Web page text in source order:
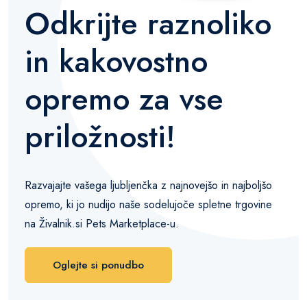
Odkrijte raznoliko
in kakovostno
opremo za vse
priložnosti!
Razvajajte vašega ljubljenčka z najnovejšo in najboljšo
opremo, ki jo nudijo naše sodelujoče spletne trgovine
na Živalnik.si Pets Marketplace-u.
Oglejte si ponudbo